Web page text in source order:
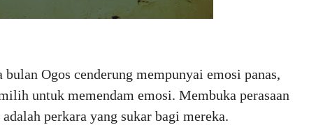
Ogos cenderung mempunyai emosi panas,
untuk memendam emosi. Membuka perasaan
perkara yang sukar bagi mereka.